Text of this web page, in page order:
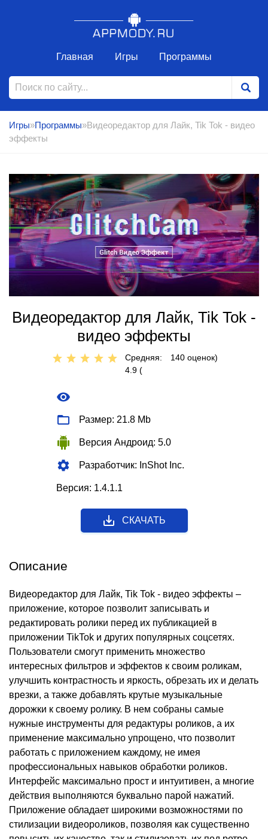
Главная Игры Программы
Игры»Программы»Видеоредактор для Лайк, Tik Tok - видео
эффекты
Видеоредактор для Лайк, Tik Tok -
видео эффекты
Средняя:
4.9 (
140 оценок)
Размер: 21.8 Mb
Версия Андроид: 5.0
Разработчик: InShot Inc.
Версия: 1.4.1.1
СКАЧАТЬ
Описание
Видеоредактор для Лайк, Tik Tok - видео эффекты –
приложение, которое позволит записывать и
редактировать ролики перед их публикацией в
приложении TikTok и других популярных соцсетях.
Пользователи смогут применить множество
интересных фильтров и эффектов к своим роликам,
улучшить контрастность и яркость, обрезать их и делать
врезки, а также добавлять крутые музыкальные
дорожки к своему ролику. В нем собраны самые
нужные инструменты для редактуры роликов, а их
применение максимально упрощено, что позволит
работать с приложением каждому, не имея
профессиональных навыков обработки роликов.
Интерфейс максимально прост и интуитивен, а многие
действия выполняются буквально парой нажатий.
Приложение обладает широкими возможностями по
стилизации видеороликов, позволяя как существенно